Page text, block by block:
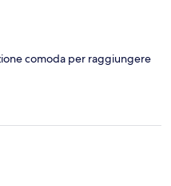
comoda per raggiungere